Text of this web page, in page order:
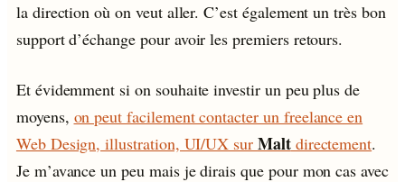
la direction où on veut aller. C’est également un très bon
support d’échange pour avoir les premiers retours.
Et évidemment si on souhaite investir un peu plus de
moyens, on peut facilement contacter un freelance en
Web Design, illustration, UI/UX sur Maltdirectement.
Je m’avance un peu mais je dirais que pour mon cas avec